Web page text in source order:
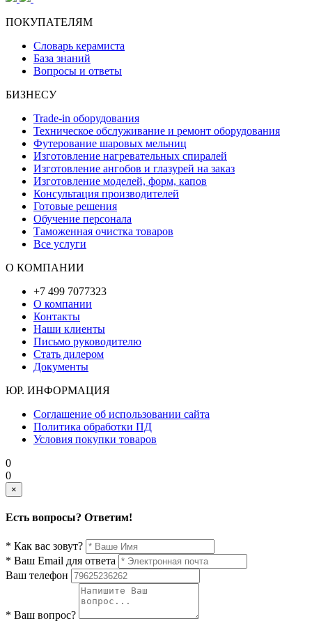
ПОКУПАТЕЛЯМ
Словарь керамиста
База знаний
Вопросы и ответы
БИЗНЕСУ
Trade-in оборудования
Техническое обслуживание и ремонт оборудования
Футерование шаровых мельниц
Изготовление нагревательных спиралей
Изготовление ангобов и глазурей на заказ
Изготовление моделей, форм, капов
Консультация производителей
Готовые решения
Обучение персонала
Таможенная очистка товаров
Все услуги
О КОМПАНИИ
+7 499 7077323
О компании
Контакты
Наши клиенты
Письмо руководителю
Стать дилером
Документы
ЮР. ИНФОРМАЦИЯ
Соглашение об использовании сайта
Политика обработки ПД
Условия покупки товаров
0
0
×
Есть вопросы? Ответим!
* Как вас зовут?
* Ваш Email для ответа
Ваш телефон
* Ваш вопрос?